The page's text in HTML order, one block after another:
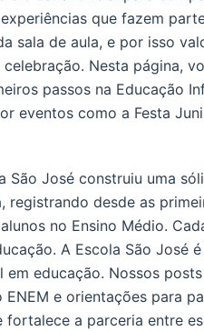
que fazem
sala de aula, e por isso
Nesta página,
passos na Educação
eventos como a Festa
São José construiu uma
registrando desde as
no Ensino Médio.
A Escola São José
em educação. Nossos
e orientações para
a parceria entre